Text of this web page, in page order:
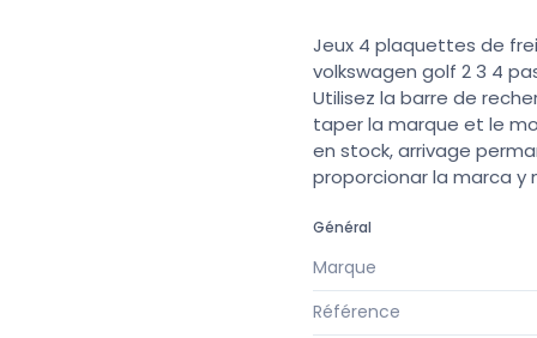
Jeux 4 plaquettes de
volkswagen golf 2 3 4
Utilisez la barre de
taper la marque et le
en stock, arrivage
proporcionar la marca y
Général
Marque
Référence